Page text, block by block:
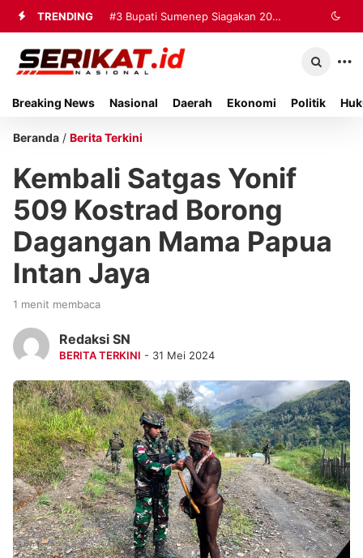
TRENDING #3 Bupati Sumenep Siagakan 20
Ambulans dan Tiga Rumah Sakit
Breaking News Nasional Daerah Ekonomi Politik
Beranda / Berita Terkini
Kembali Satgas Yonif
509 Kostrad Borong
Dagangan Mama Papua
Intan Jaya
1 menit membaca
Redaksi SN
BERITA TERKINI - 31 Mei 2024